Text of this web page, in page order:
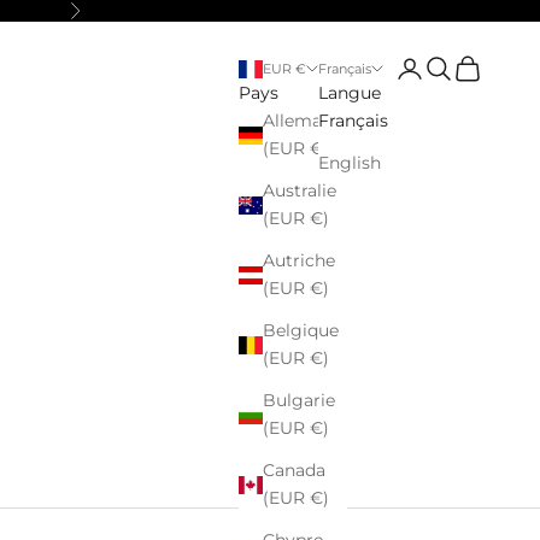
Suivant
EUR €
Pays
Allemagne
(EUR €)
Australie
(EUR €)
Autriche
(EUR €)
Belgique
(EUR €)
Bulgarie
(EUR €)
Canada
(EUR €)
Français
Langue
Français
English
Connexion
Recherche
Panier